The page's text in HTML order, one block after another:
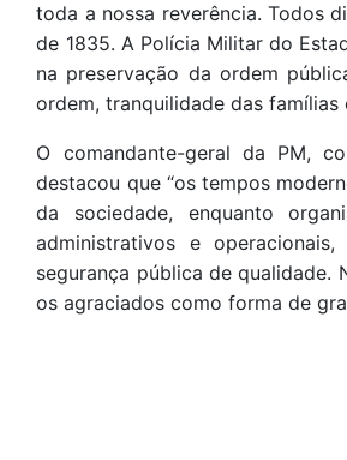
toda a nossa reverência. Todos
de 1835. A Polícia Militar do
na preservação da ordem
ordem, tranquilidade das famílias
O comandante-geral da PM,
destacou que “os tempos
da sociedade, enquanto
administrativos e
segurança pública de qualidade.
os agraciados como forma de